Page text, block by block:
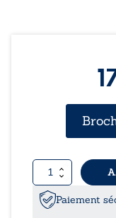
quantité
de
D’une
rive
Paiement